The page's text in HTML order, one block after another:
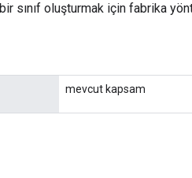
sınıf oluşturmak için fabrika
mevcut kapsam